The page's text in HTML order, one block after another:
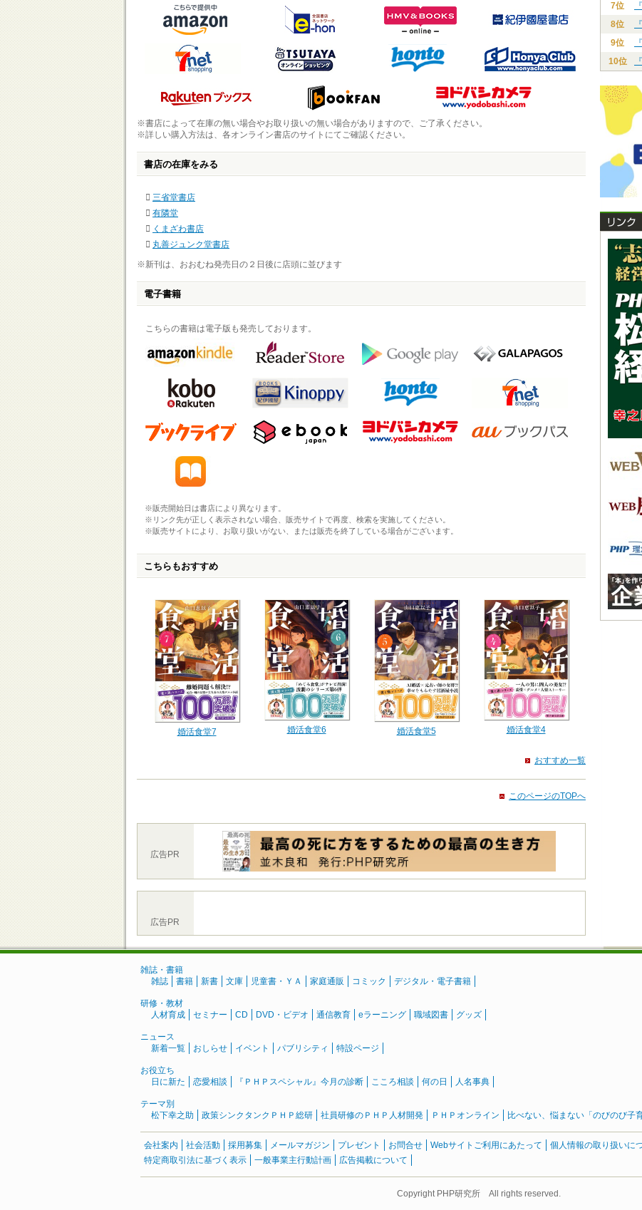
※書店によって在庫の無い場合やお取り扱いの無い場合がありますので、ご了承ください。
※詳しい購入方法は、各オンライン書店のサイトにてご確認ください。
書店の在庫をみる
三省堂書店
有隣堂
くまざわ書店
丸善ジュンク堂書店
※新刊は、おおむね発売日の２日後に店頭に並びます
電子書籍
こちらの書籍は電子版も発売しております。
※販売開始日は書店により異なります。
※リンク先が正しく表示されない場合、販売サイトで再度、検索を実施してください。
※販売サイトにより、お取り扱いがない、または販売を終了している場合がございます。
こちらもおすすめ
婚活食堂7 婚活食堂6 婚活食堂5 婚活食堂4
おすすめ一覧
このページのTOPへ
広告PR
広告PR
7位
8位
9位
10位
雑誌・書籍
雑誌
書籍 新書 文庫 児童書・ＹＡ 家庭通販 コミック デジタル・電子書籍
研修・教材
人材育成
セミナー CD DVD・ビデオ 通信教育 eラーニング 職域図書 グッズ
ニュース
新着一覧
おしらせ イベント パブリシティ 特設ページ
お役立ち
日に新た
恋愛相談 『ＰＨＰスペシャル』今月の診断 こころ相談 何の日 人名事典
テーマ別
松下幸之助
政策シンクタンクＰＨＰ総研 社員研修のＰＨＰ人材開発 ＰＨＰオンライン 比べない、悩まない「のびのび子
会社案内 社会活動 採用募集 メールマガジン プレゼント お問合せ Webサイトご利用にあたって 個人情報の取り扱いに
特定商取引法に基づく表示
一般事業主行動計画 広告掲載について
Copyright PHP研究所 All rights reserved.